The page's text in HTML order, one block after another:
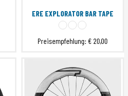
ERE EXPLORATOR BAR TAPE
Preisempfehlung:€ 20,00